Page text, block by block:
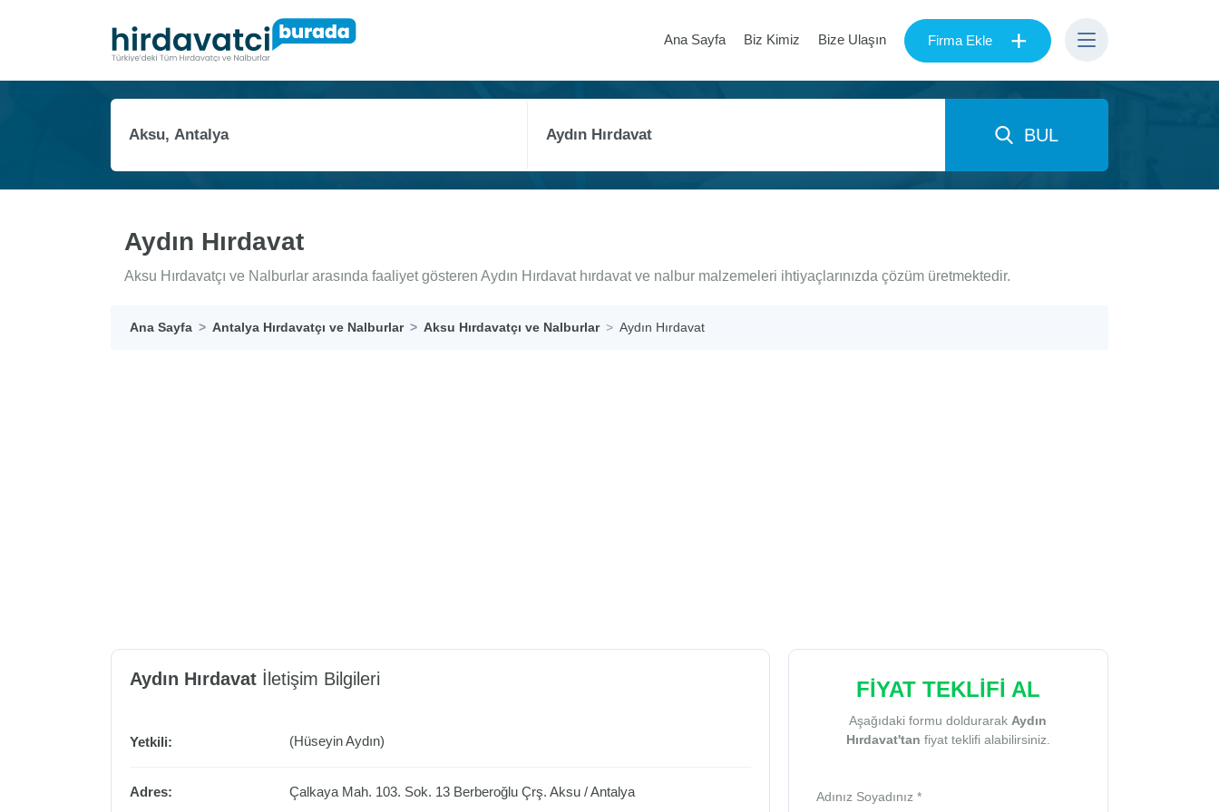
Ana Sayfa Biz Kimiz Bize Ulaşın Firma Ekle +
BUL
Aydın Hırdavat
Aksu Hırdavatçı ve Nalburlar arasında faaliyet gösteren Aydın Hırdavat hırdavat ve nalbur malzemeleri ihtiyaçlarınızda çözüm üretmektedir.
Ana Sayfa Antalya Hırdavatçı ve Nalburlar Aksu Hırdavatçı ve Nalburlar Aydın Hırdavat
Aydın Hırdavat İletişim Bilgileri
Yetkili: (Hüseyin Aydın)
Adres: Çalkaya Mah. 103. Sok. 13 Berberoğlu Çrş.Aksu /Antalya
FİYAT TEKLİFİ AL
Aşağıdaki formu doldurarakAydın
Hırdavat'tan fiyat teklifi alabilirsiniz.
Adınız Soyadınız *